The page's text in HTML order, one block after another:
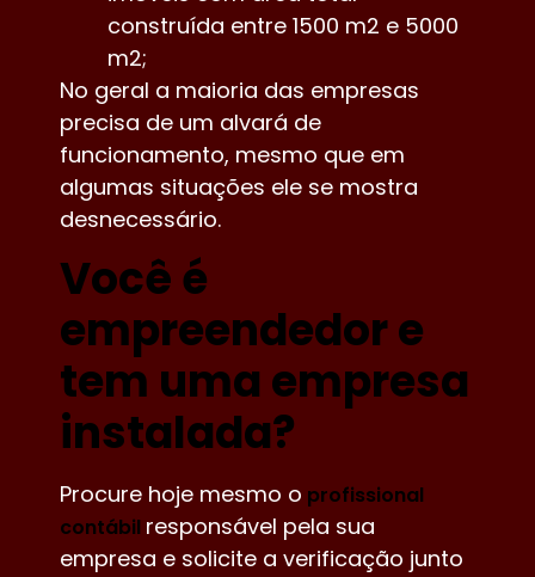
construída entre 1500 m2 e 5000
m2;
No geral a maioria das empresas
precisa de um alvará de
funcionamento, mesmo que em
algumas situações ele se mostra
desnecessário.
Você é
empreendedor e
tem uma empresa
instalada?
Procure hoje mesmo o profissional
contábil responsável pela sua
empresa e solicite a verificação junto